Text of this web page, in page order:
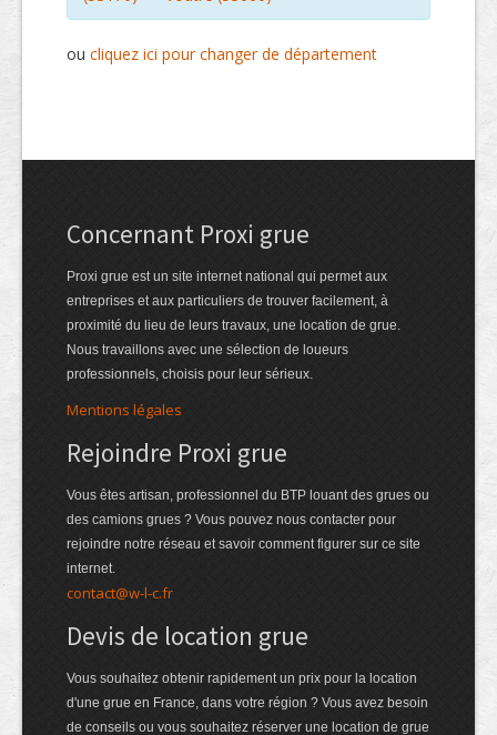
ou cliquez ici pour changer de département
Concernant Proxi grue
Proxi grue est un site internet national qui permet aux
entreprises et aux particuliers de trouver facilement, à
proximité du lieu de leurs travaux, une location de grue.
Nous travaillons avec une sélection de loueurs
professionnels, choisis pour leur sérieux.
Mentions légales
Rejoindre Proxi grue
Vous êtes artisan, professionnel du BTP louant des grues ou
des camions grues ? Vous pouvez nous contacter pour
rejoindre notre réseau et savoir comment figurer sur ce site
internet.
contact@w-l-c.fr
Devis de location grue
Vous souhaitez obtenir rapidement un prix pour la location
d'une grue en France, dans votre région ? Vous avez besoin
de conseils ou vous souhaitez réserver une location de grue